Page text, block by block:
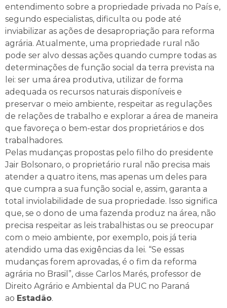
entendimento sobre a propriedade privada no País e,
segundo especialistas, dificulta ou pode até
inviabilizar as ações de desapropriação para reforma
agrária. Atualmente, uma propriedade rural não
pode ser alvo dessas ações quando cumpre todas as
determinações de função social da terra prevista na
lei: ser uma área produtiva, utilizar de forma
adequada os recursos naturais disponíveis e
preservar o meio ambiente, respeitar as regulações
de relações de trabalho e explorar a área de maneira
que favoreça o bem-estar dos proprietários e dos
trabalhadores.
Pelas mudanças propostas pelo filho do presidente
Jair Bolsonaro, o proprietário rural não precisa mais
atender a quatro itens, mas apenas um deles para
que cumpra a sua função social e, assim, garanta a
total inviolabilidade de sua propriedade. Isso significa
que, se o dono de uma fazenda produz na área, não
precisa respeitar as leis trabalhistas ou se preocupar
com o meio ambiente, por exemplo, pois já teria
atendido uma das exigências da lei. “Se essas
mudanças forem aprovadas, é o fim da reforma
agrária no Brasil”, disse Carlos Marés, professor de
Direito Agrário e Ambiental da PUC no Paraná
ao Estadão.